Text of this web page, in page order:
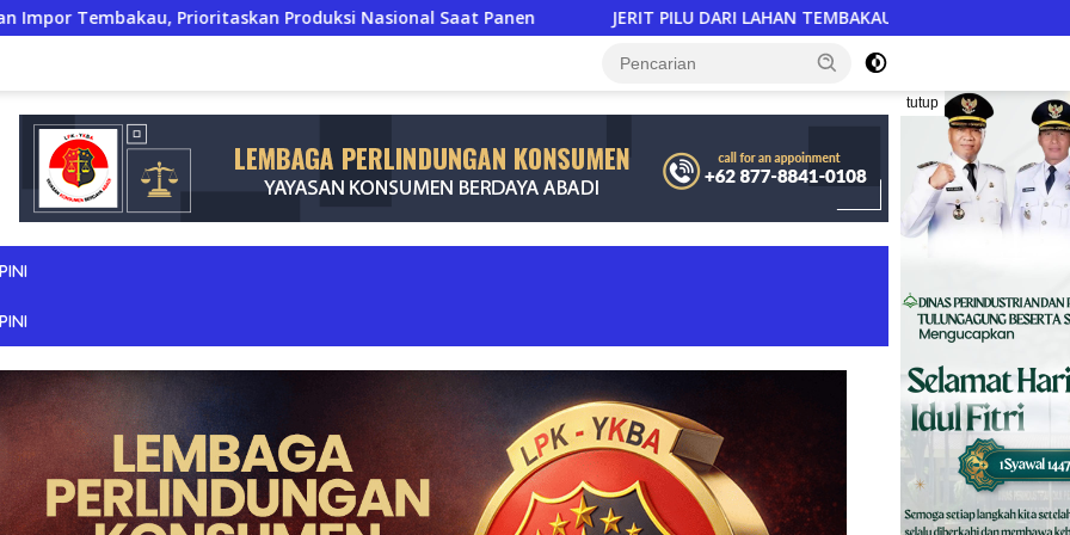
Prioritaskan Produksi Nasional Saat Panen JERIT PILU DARI LAHAN TEMBAKAU ​: Modal Tani Mencekik 2,3 Kali
tutup